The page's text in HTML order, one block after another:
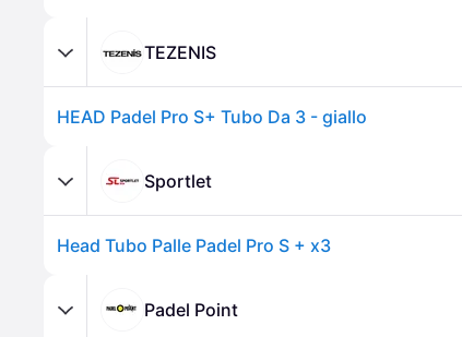
TEZENIS
HEAD Padel Pro S+ Tubo Da 3 - giallo
Sportlet
Head Tubo Palle Padel Pro S + x3
Padel Point